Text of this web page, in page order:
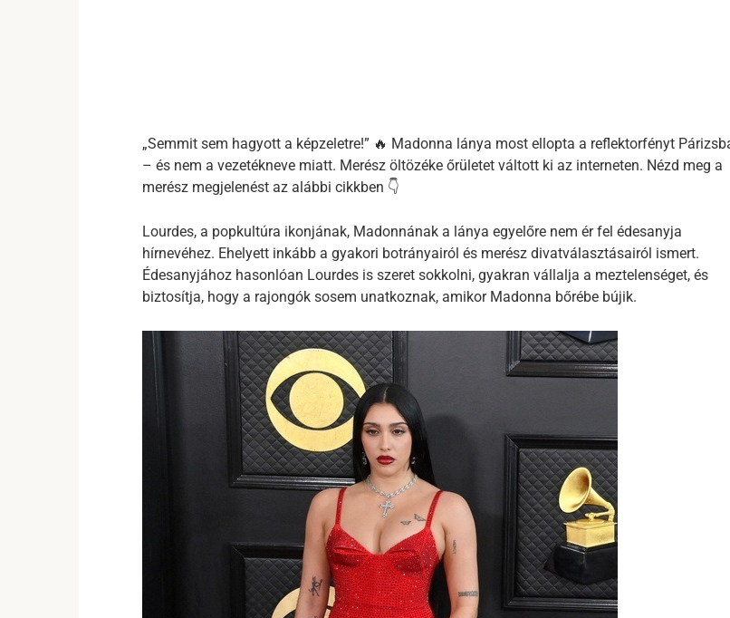
„Semmit sem hagyott a képzeletre!” 🔥 Madonna lánya most ellopta a reflektorfényt
– és nem a vezetékneve miatt. Merész öltözéke őrületet váltott ki az interneten. Nézd meg a
merész megjelenést az alábbi cikkben 👇
Lourdes, a popkultúra ikonjának, Madonnának a lánya egyelőre nem ér fel édesanyja
hírnevéhez. Ehelyett inkább a gyakori botrányairól és merész divatválasztásairól ismert.
Édesanyjához hasonlóan Lourdes is szeret sokkolni, gyakran vállalja a meztelenséget, és
biztosítja, hogy a rajongók sosem unatkoznak, amikor Madonna bőrébe bújik.